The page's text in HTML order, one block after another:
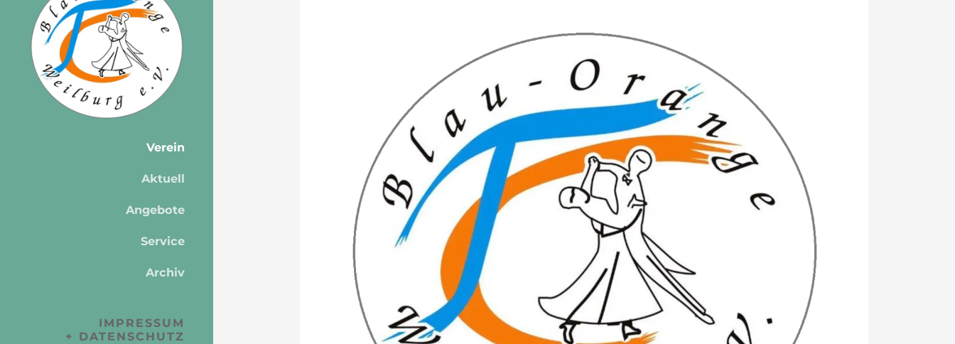
Verein
Aktuell
Angebote
Service
Archiv
IMPRESSUM
+ DATENSCHUTZ